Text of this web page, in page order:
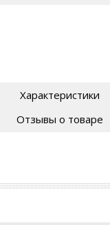
Характеристики
Отзывы о товаре